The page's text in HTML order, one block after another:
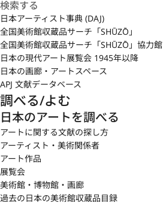
日本アーティスト事典 (DAJ)
全国美術館収蔵品サーチ「SHŪZŌ」
全国美術館収蔵品サーチ「SHŪZŌ」協力館
日本の現代アート展覧会 1945年以降
日本の画廊・アートスペース
APJ 文献データベース
調べる/よむ
日本のアートを調べる
アートに関する文献の探し方
アーティスト・美術関係者
アート作品
展覧会
美術館・博物館・画廊
過去の日本の美術館収蔵品目録